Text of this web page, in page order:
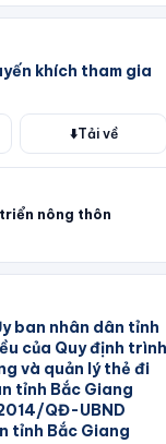
khích tham gia
⬇️Tải về
nông thôn
ban nhân dân tỉnh
của Quy định trình
và quản lý thẻ đi
tỉnh Bắc Giang
QĐ-UBND
tỉnh Bắc Giang